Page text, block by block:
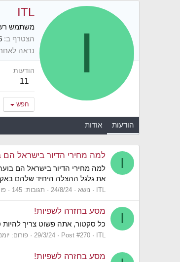
I
ITL
משתמש
הצטרף ב
נראה
הודעות
11
חפש
הודעות אודות
I למה מחירי הדיור בישראל הם
למה מחירי הדיור בישראל הם
את גלגל ההצלה היחיד שלהם
ITL נושא 24/8/24 תגובות: 145
I מסע בחזרה לשפיות!
כל סקטור, אתה פשוט צריך
ITL
Post #270
29/3/24 פורום:
מסע בחזרה לשפיות!